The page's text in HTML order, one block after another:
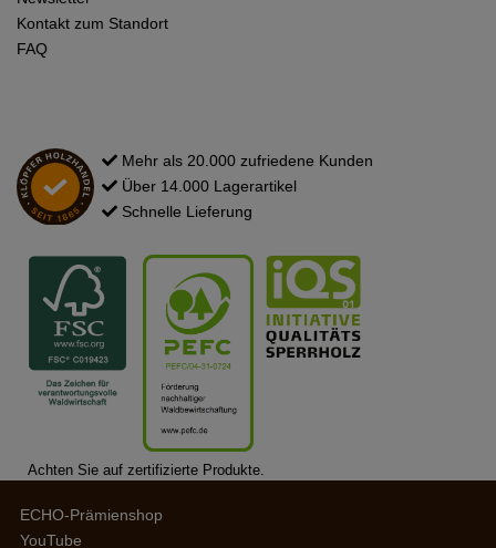
Kontakt zum Standort
FAQ
Mehr als 20.000 zufriedene Kunden
Über 14.000 Lagerartikel
Schnelle Lieferung
Achten Sie auf zertifizierte Produkte.
ECHO-Prämienshop
YouTube